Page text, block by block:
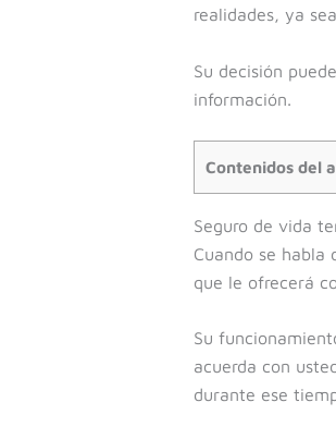
realidades, ya
Su decisión
información.
Contenidos del
Seguro de vida
Cuando se habla
que le ofrecerá
Su
acuerda con
durante ese